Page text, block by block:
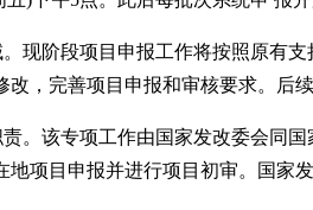
现阶段项目申报工作将按照原有
改，完善项目申报和审核要求。后
。该专项工作由国家发改委会同
地项目申报并进行项目初审。国家